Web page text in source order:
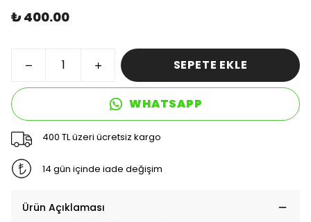
₺ 400.00
SEPETE EKLE
WHATSAPP
400 TL üzeri ücretsiz kargo
14 gün içinde iade değişim
Ürün Açıklaması